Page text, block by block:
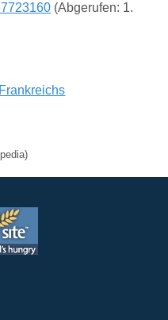
(Abgerufen: 1.
Frankreichs